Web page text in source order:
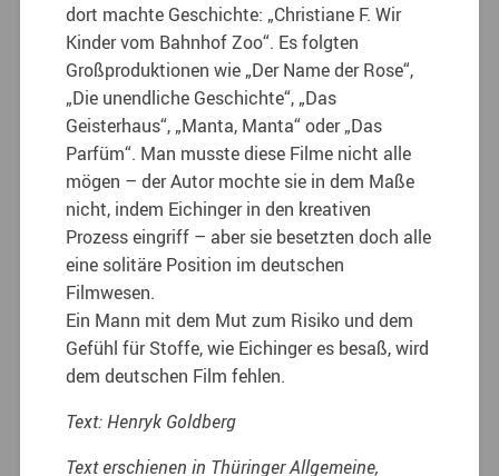
dort machte Geschichte: „Christiane F. Wir
Kinder vom Bahnhof Zoo“. Es folgten
Großproduktionen wie „Der Name der Rose“,
„Die unendliche Geschichte“, „Das
Geisterhaus“, „Manta, Manta“ oder „Das
Parfüm“. Man musste diese Filme nicht alle
mögen – der Autor mochte sie in dem Maße
nicht, indem Eichinger in den kreativen
Prozess eingriff – aber sie besetzten doch alle
eine solitäre Position im deutschen
Filmwesen.
Ein Mann mit dem Mut zum Risiko und dem
Gefühl für Stoffe, wie Eichinger es besaß, wird
dem deutschen Film fehlen.
Text: Henryk Goldberg
Text erschienen in Thüringer Allgemeine,